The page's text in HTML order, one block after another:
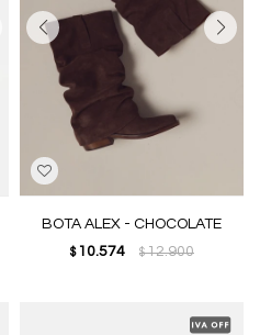
BOTA ALEX - CHOCOLATE
$ 10.574 $12.900